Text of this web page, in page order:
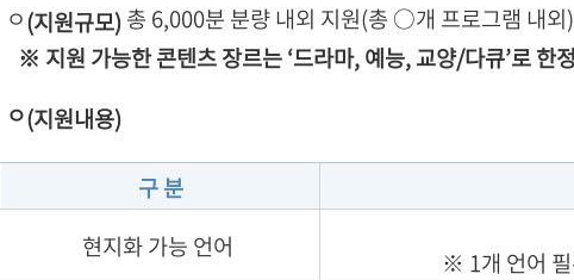
ㅇ(지원규모)총 6,000분 분량 내외 지원(총 ○개 프로그램 내외)
※ 지원 가능한 콘텐츠 장르는 ‘드라마, 예능, 교양/다큐’로 한정
ㅇ(지원내용)
구 분
현지화 가능 언어
※ 1개 언어 필